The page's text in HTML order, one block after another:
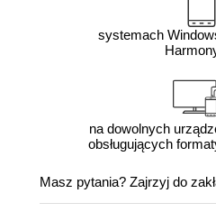
systemach
na dowolnych
obsługujących
Masz pytania? Zajrzyj do